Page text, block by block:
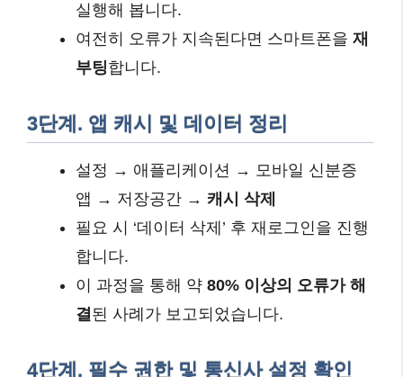
실행해 봅니다.
여전히 오류가 지속된다면 스마트폰을 재
부팅합니다.
3단계. 앱 캐시 및 데이터 정리
설정 → 애플리케이션 → 모바일 신분증
앱 → 저장공간 → 캐시 삭제
필요 시 ‘데이터 삭제’ 후 재로그인을 진행
합니다.
이 과정을 통해 약 80% 이상의 오류가 해
결 된 사례가 보고되었습니다.
4단계. 필수 권한 및 통신사 설정 확인